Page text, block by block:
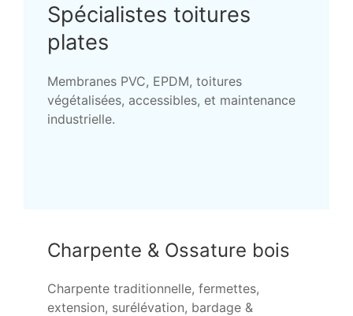
Spécialistes toitures
plates
Membranes PVC, EPDM, toitures
végétalisées, accessibles, et maintenance
industrielle.
Charpente & Ossature bois
Charpente traditionnelle, fermettes,
extension, surélévation, bardage &